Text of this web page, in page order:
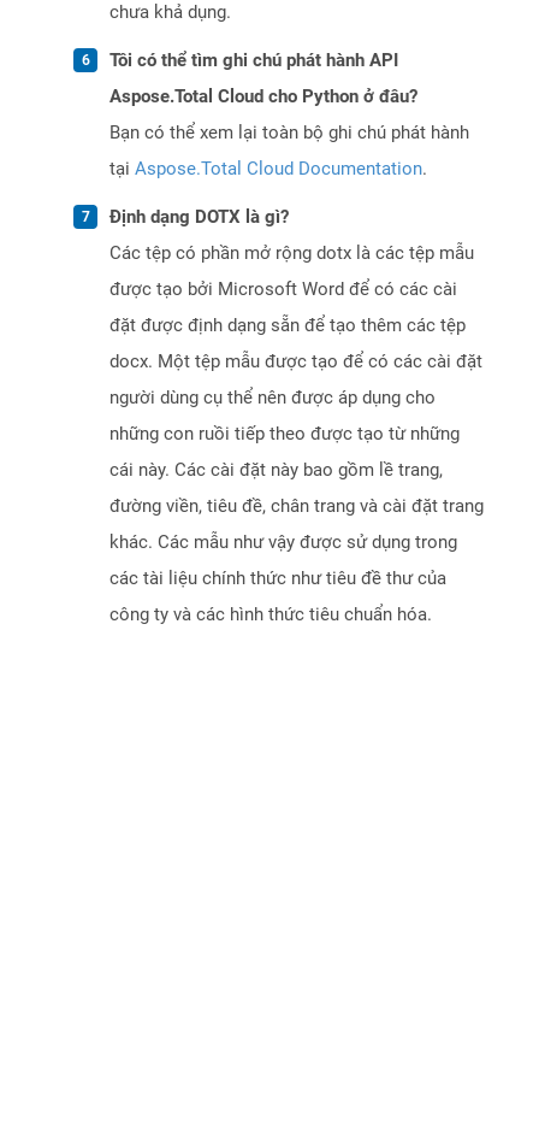
chưa khả dụng.
Tôi có thể tìm ghi chú phát hành API
Aspose.Total Cloud cho Python ở đâu?
Bạn có thể xem lại toàn bộ ghi chú phát hành
tại Aspose.Total Cloud Documentation.
Định dạng DOTX là gì?
Các tệp có phần mở rộng dotx là các tệp mẫu
được tạo bởi Microsoft Word để có các cài
đặt được định dạng sẵn để tạo thêm các tệp
docx. Một tệp mẫu được tạo để có các cài đặt
người dùng cụ thể nên được áp dụng cho
những con ruồi tiếp theo được tạo từ những
cái này. Các cài đặt này bao gồm lề trang,
đường viền, tiêu đề, chân trang và cài đặt trang
khác. Các mẫu như vậy được sử dụng trong
các tài liệu chính thức như tiêu đề thư của
công ty và các hình thức tiêu chuẩn hóa.